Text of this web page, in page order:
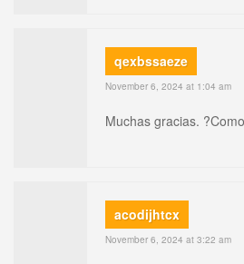
qexbssaeze
November 6, 2024 at 1:04 am
Muchas gracias.
acodijhtcx
November 6, 2024 at 3:22 am